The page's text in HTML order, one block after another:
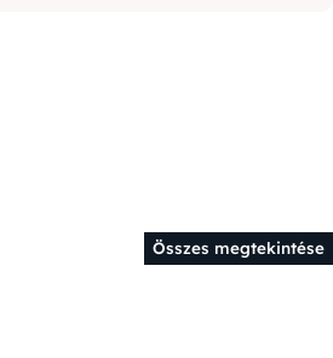
Összes megtekintése